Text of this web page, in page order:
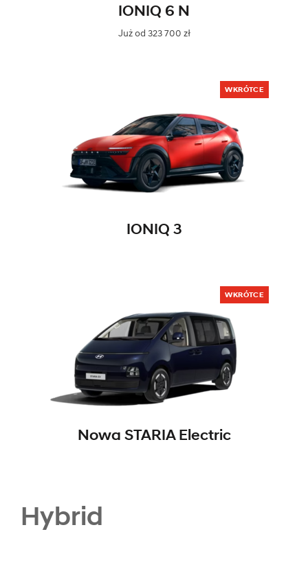
IONIQ 6 N
Już od 323 700 zł
WKRÓTCE
IONIQ 3
WKRÓTCE
Nowa STARIA Electric
Hybrid